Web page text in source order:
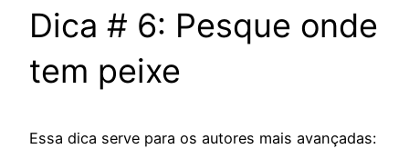
Dica # 6: Pesque onde
tem peixe
Essa dica serve para os autores mais avançadas: